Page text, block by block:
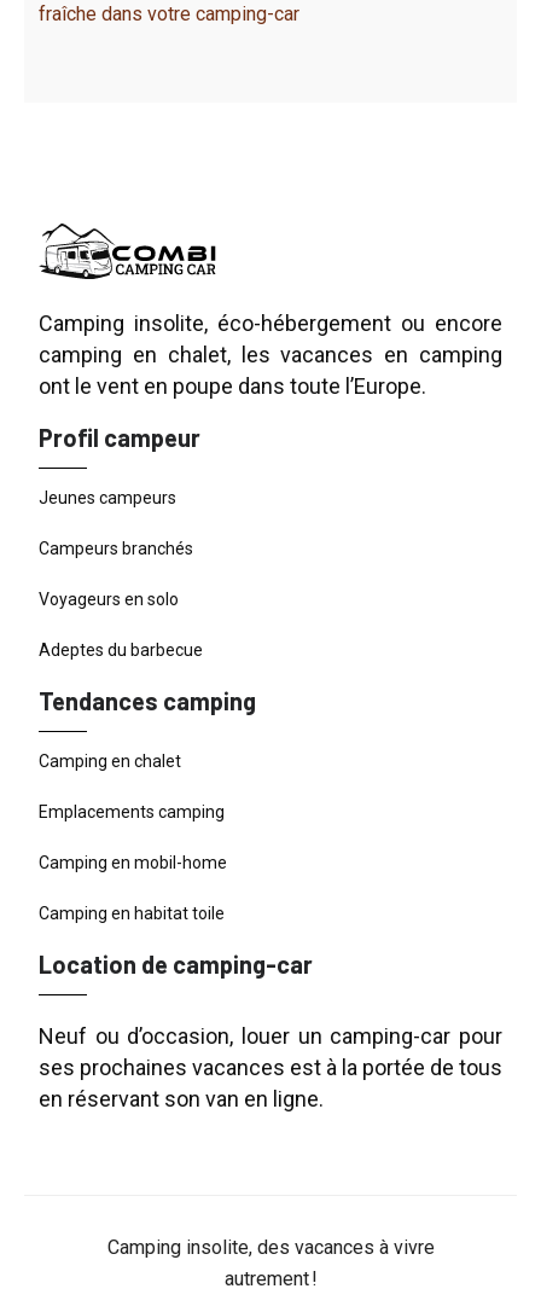
fraîche dans votre camping-car
Camping insolite, éco-hébergement ou encore
camping en chalet, les vacances en camping
ont le vent en poupe dans toute l’Europe.
Profil campeur
Jeunes campeurs
Campeurs branchés
Voyageurs en solo
Adeptes du barbecue
Tendances camping
Camping en chalet
Emplacements camping
Camping en mobil-home
Camping en habitat toile
Location de camping-car
Neuf ou d’occasion, louer un camping-car pour
ses prochaines vacances est à la portée de tous
en réservant son van en ligne.
Camping insolite, des vacances à vivre
autrement !